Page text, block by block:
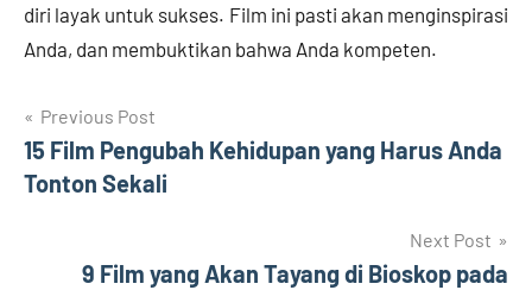
diri layak untuk sukses. Film ini pasti akan menginspirasi
Anda, dan membuktikan bahwa Anda kompeten.
Post
navigation
Previous Post
15 Film Pengubah Kehidupan yang Harus Anda
Tonton Sekali
Next Post
9 Film yang Akan Tayang di Bioskop pada